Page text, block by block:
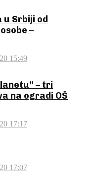
u Srbiji od
–
15:49
– tri
na ogradi OŠ
17:17
17:07